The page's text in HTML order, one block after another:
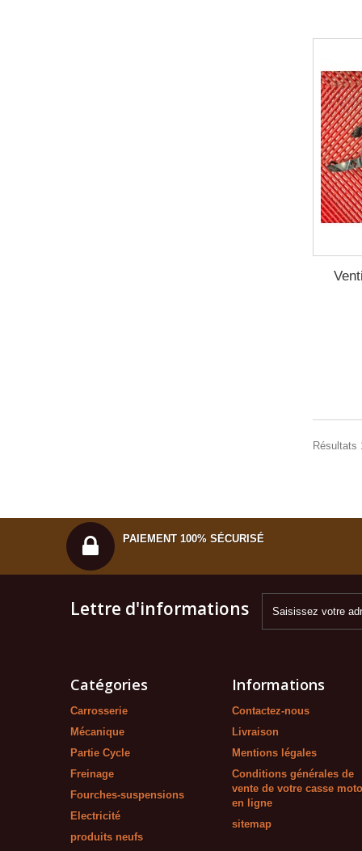
Résultats
PAIEMENT 100% SÉCURISÉ
Lettre d'informations
Catégories
Carrosserie
Mécanique
Partie Cycle
Freinage
Fourches-suspensions
Electricité
produits neufs
Informations
Contactez-nous
Livraison
Mentions légales
Conditions générales de
vente de votre casse moto
en ligne
sitemap